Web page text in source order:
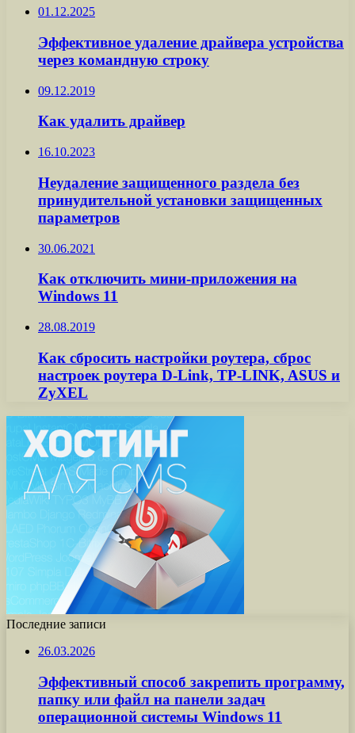
01.12.2025
Эффективное удаление драйвера устройства
через командную строку
09.12.2019
Как удалить драйвер
16.10.2023
Неудаление защищенного раздела без
принудительной установки защищенных
параметров
30.06.2021
Как отключить мини-приложения на
Windows 11
28.08.2019
Как сбросить настройки роутера, сброс
настроек роутера D-Link, TP-LINK, ASUS и
ZyXEL
Последние записи
26.03.2026
Эффективный способ закрепить программу,
папку или файл на панели задач
операционной системы Windows 11